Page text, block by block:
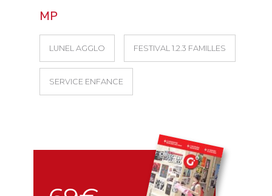
MP
LUNEL AGGLO FESTIVAL 1.2.3 FAMILLES
SERVICE ENFANCE